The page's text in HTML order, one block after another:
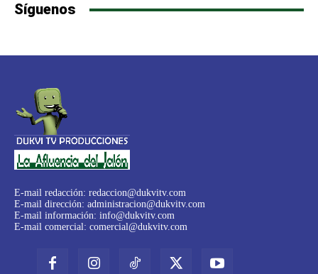
Síguenos
E-mail redacción: redaccion@dukvitv.com
E-mail dirección: administracion@dukvitv.com
E-mail información: info@dukvitv.com
E-mail comercial: comercial@dukvitv.com